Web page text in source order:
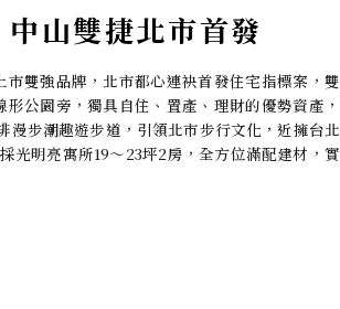
山雙捷北市首發
雙強品牌，北市都心連袂首發住宅指標案，雙
公園旁，獨具自住、置產、理財的優勢資產，
漫步潮趣遊步道，引領北市步行文化，近擁台北
光明亮寓所19～23坪2房，全方位滿配建材，實